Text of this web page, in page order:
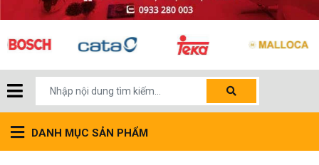
DANH MỤC SẢN PHẨM